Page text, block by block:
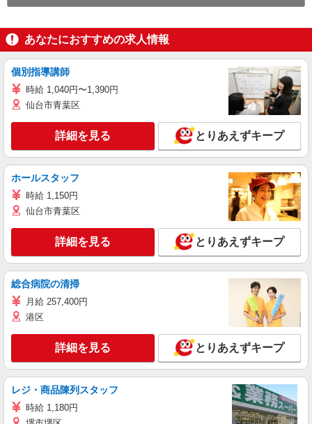
あなたにおすすめの求人情報
個別指導講師
時給 1,040円〜1,390円
仙台市青葉区
詳細を見る とりあえずキープ
ホールスタッフ
時給 1,150円
仙台市青葉区
詳細を見る とりあえずキープ
総合病院の清掃
月給 257,400円
港区
詳細を見る とりあえずキープ
レジ・商品陳列スタッフ
時給 1,180円